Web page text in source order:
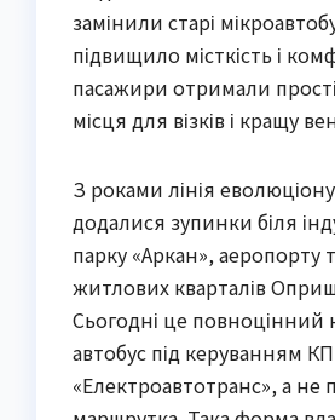
замінили старі
підвищило місткість і
пасажири отримали
місця для візків і кращу
З роками лінія
додалися зупинки біля
парку «Аркан», аеропорту
житлових кварталів
Сьогодні це
автобус під керуванням КП
«Електроавтотранс», а не